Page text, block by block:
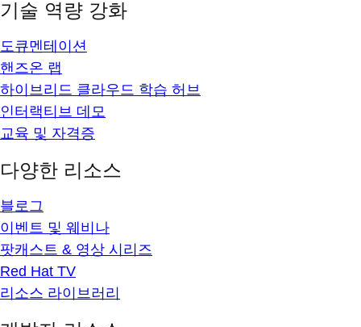
기술 역량 강화
도큐멘테이션
핸즈온 랩
하이브리드 클라우드 학습 허브
인터랙티브 데모
교육 및 자격증
다양한 리소스
블로그
이벤트 및 웨비나
팟캐스트 & 영상 시리즈
Red Hat TV
리소스 라이브러리